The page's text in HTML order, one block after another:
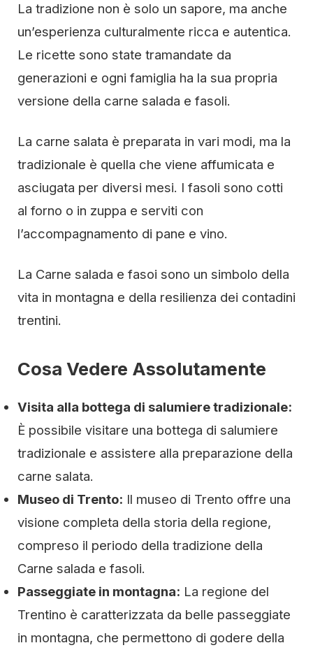
La tradizione non è solo un sapore, ma anche
un’esperienza culturalmente ricca e autentica.
Le ricette sono state tramandate da
generazioni e ogni famiglia ha la sua propria
versione della carne salada e fasoli.
La carne salata è preparata in vari modi, ma la
tradizionale è quella che viene affumicata e
asciugata per diversi mesi. I fasoli sono cotti
al forno o in zuppa e serviti con
l’accompagnamento di pane e vino.
La Carne salada e fasoi sono un simbolo della
vita in montagna e della resilienza dei contadini
trentini.
Cosa Vedere Assolutamente
Visita alla bottega di salumiere tradizionale:
È possibile visitare una bottega di salumiere
tradizionale e assistere alla preparazione della
carne salata.
Museo di Trento: Il museo di Trento offre una
visione completa della storia della regione,
compreso il periodo della tradizione della
Carne salada e fasoli.
Passeggiate in montagna: La regione del
Trentino è caratterizzata da belle passeggiate
in montagna, che permettono di godere della